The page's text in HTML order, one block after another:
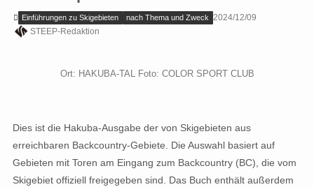
Einführungen zu Skigebieten nach Thema und Zweck 2024/12/09
STEEP-Redaktion
Ort: HAKUBA-TAL Foto: COLOR SPORT CLUB
Dies ist die Hakuba-Ausgabe der von Skigebieten aus
erreichbaren Backcountry-Gebiete. Die Auswahl basiert auf
Gebieten mit Toren am Eingang zum Backcountry (BC), die vom
Skigebiet offiziell freigegeben sind. Das Buch enthält außerdem